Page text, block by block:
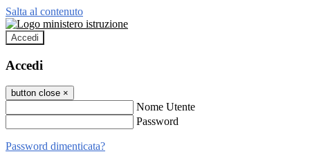
Salta al contenuto
Accedi
Accedi
button close ×
Nome Utente
Password
Password dimenticata?